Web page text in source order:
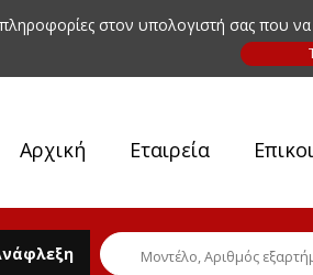
στον υπολογιστή σας που
Αρχική Εταιρεία